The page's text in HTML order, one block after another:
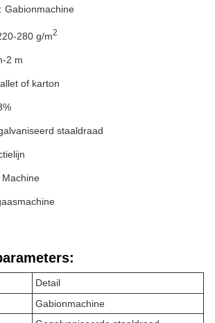
Gabionmachine
280 g/m2
2 m
of karton
staaldraad
Detail
Gabionmachine